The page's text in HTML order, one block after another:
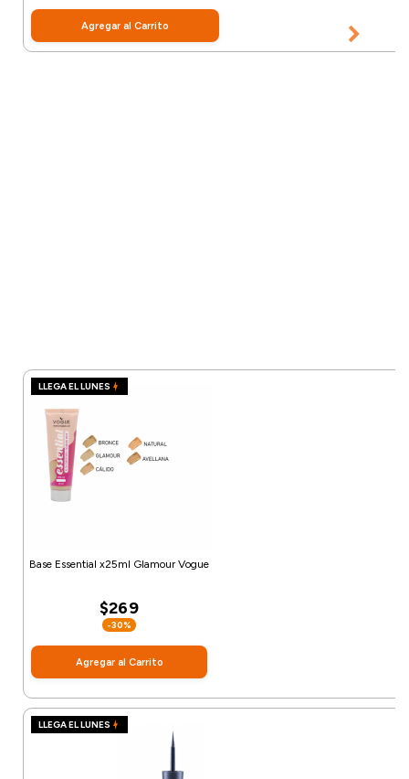
Agregar al Carrito
LLEGA EL LUNES
Base Essential x25ml Glamour Vogue
$269
-30%
Agregar al Carrito
LLEGA EL LUNES